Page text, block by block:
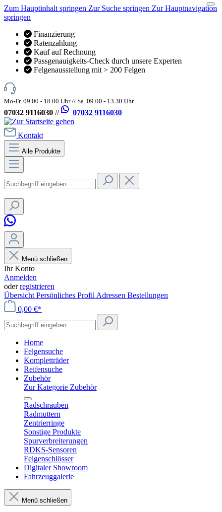
Zum Hauptinhalt springen Zur Suche springen Zur Hauptnavigation
springen
Finanzierung
Ratenzahlung
Kauf auf Rechnung
Passgenauigkeits-Check durch unsere Experten
Felgenausstellung mit > 200 Felgen
Mo-Fr. 09.00 - 18.00 Uhr // Sa. 09.00 - 13.30 Uhr
07032 9116030 // 07032 9116030
Kontakt
Alle Produkte
Menü schließen
Ihr Konto
Anmelden
oderregistrieren
Übersicht Persönliches Profil Adressen Bestellungen
0,00 €*
Home
Felgensuche
Kompletträder
Reifensuche
Zubehör
Zur Kategorie Zubehör
Radschrauben
Radmuttern
Zentrierringe
Sonstige Produkte
Spurverbreiterungen
RDKS-Sensoren
Felgenschlösser
Digitaler Showroom
Fahrzeuggalerie
Menü schließen